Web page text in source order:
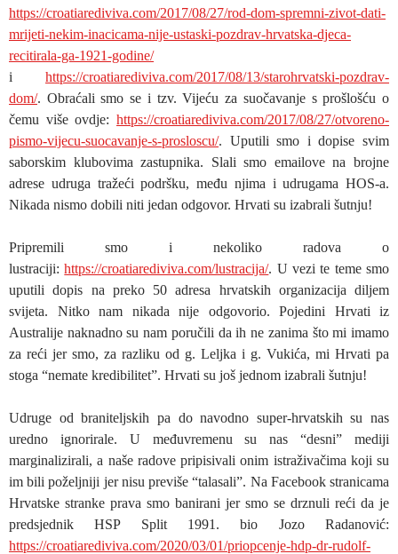
https://croatiarediviva.com/2017/08/27/rod-dom-spremni-zivot-dati-
mrijeti-nekim-inacicama-nije-ustaski-pozdrav-hrvatska-djeca-
recitirala-ga-1921-godine/
i https://croatiarediviva.com/2017/08/13/starohrvatski-pozdrav-
dom/. Obraćali smo se i tzv. Vijeću za suočavanje s prošlošću o
čemu više ovdje: https://croatiarediviva.com/2017/08/27/otvoreno-
pismo-vijecu-suocavanje-s-prosloscu/. Uputili smo i dopise svim
saborskim klubovima zastupnika. Slali smo emailove na brojne
adrese udruga tražeći podršku, među njima i udrugama HOS-a.
Nikada nismo dobili niti jedan odgovor. Hrvati su izabrali šutnju!
Pripremili smo i nekoliko radova o
lustraciji:https://croatiarediviva.com/lustracija/. U vezi te teme smo
uputili dopis na preko 50 adresa hrvatskih organizacija diljem
svijeta. Nitko nam nikada nije odgovorio. Pojedini Hrvati iz
Australije naknadno su nam poručili da ih ne zanima što mi imamo
za reći jer smo, za razliku od g. Leljka i g. Vukića, mi Hrvati pa
stoga “nemate kredibilitet”. Hrvati su još jednom izabrali šutnju!
Udruge od braniteljskih pa do navodno super-hrvatskih su nas
uredno ignorirale. U međuvremenu su nas “desni” mediji
marginalizirali, a naše radove pripisivali onim istraživačima koji su
im bili poželjniji jer nisu previše “talasali”. Na Facebook stranicama
Hrvatske stranke prava smo banirani jer smo se drznuli reći da je
predsjednik HSP Split 1991. bio Jozo Radanović:
https://croatiarediviva.com/2020/03/01/priopcenje-hdp-dr-rudolf-